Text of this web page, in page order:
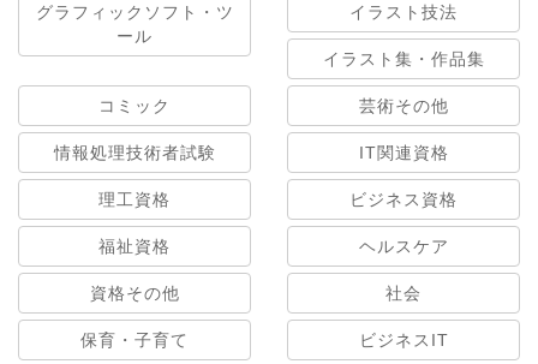
グラフィックソフト・ツ
ール
イラスト技法
イラスト集・作品集
コミック 芸術その他
情報処理技術者試験 IT関連資格
理工資格 ビジネス資格
福祉資格 ヘルスケア
資格その他 社会
保育・子育て ビジネスIT